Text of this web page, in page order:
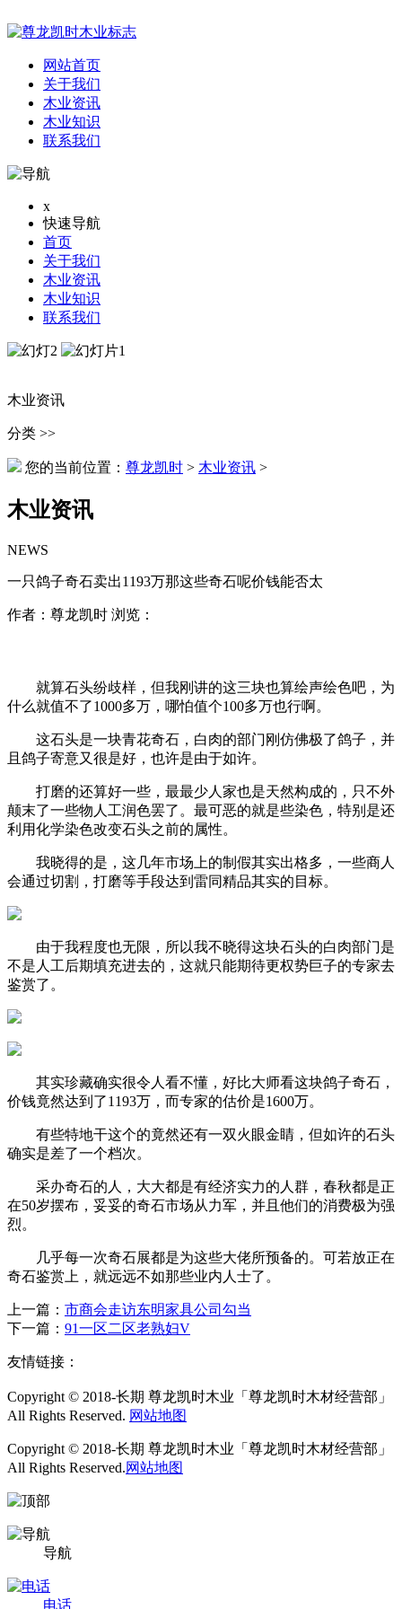
网站首页
关于我们
木业资讯
木业知识
联系我们
x
快速导航
首页
关于我们
木业资讯
木业知识
联系我们
木业资讯
分类 >>
您的当前位置： 尊龙凯时 > 木业资讯 >
木业资讯
NEWS
一只鸽子奇石卖出1193万那这些奇石呢价钱能否太
作者：尊龙凯时 浏览：
就算石头纷歧样，但我刚讲的这三块也算绘声绘色吧，为
什么就值不了1000多万，哪怕值个100多万也行啊。
这石头是一块青花奇石，白肉的部门刚仿佛极了鸽子，并
且鸽子寄意又很是好，也许是由于如许。
打磨的还算好一些，最最少人家也是天然构成的，只不外
颠末了一些物人工润色罢了。最可恶的就是些染色，特别是还
利用化学染色改变石头之前的属性。
我晓得的是，这几年市场上的制假其实出格多，一些商人
会通过切割，打磨等手段达到雷同精品其实的目标。
由于我程度也无限，所以我不晓得这块石头的白肉部门是
不是人工后期填充进去的，这就只能期待更权势巨子的专家去
鉴赏了。
其实珍藏确实很令人看不懂，好比大师看这块鸽子奇石，
价钱竟然达到了1193万，而专家的估价是1600万。
有些特地干这个的竟然还有一双火眼金睛，但如许的石头
确实是差了一个档次。
采办奇石的人，大大都是有经济实力的人群，春秋都是正
在50岁摆布，妥妥的奇石市场从力军，并且他们的消费极为强
烈。
几乎每一次奇石展都是为这些大佬所预备的。可若放正在
奇石鉴赏上，就远远不如那些业内人士了。
上一篇： 市商会走访东明家具公司勾当
下一篇： 91一区二区老熟妇V
友情链接：
Copyright © 2018-长期 尊龙凯时木业「尊龙凯时木材经营部」
All Rights Reserved. 网站地图
Copyright © 2018-长期 尊龙凯时木业「尊龙凯时木材经营部」
All Rights Reserved.网站地图
导航
电话